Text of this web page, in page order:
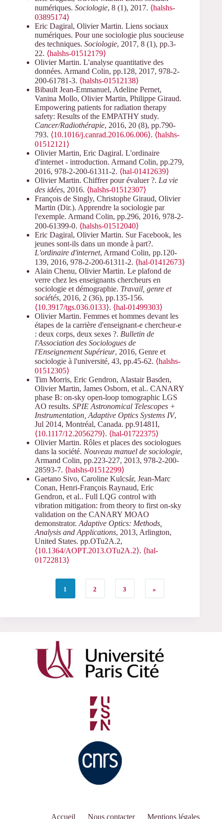
numériques. Sociologie, 8 (1), 2017. ⟨halshs-
03895174⟩
Eric Dagiral, Olivier Martin. Liens sociaux
numériques. Pour une sociologie plus soucieuse
des techniques. Sociologie, 2017, 8 (1), pp.3-
22. ⟨halshs-01512179⟩
Olivier Martin. L'analyse quantitative des
données. Armand Colin, pp.128, 2017, 978-2-
200-61781-3. ⟨halshs-01512138⟩
Bibault Jean-Emmanuel, Adeline Pernet,
Vanina Mollo, Olivier Martin, Philippe Giraud.
Empowering patients for radiation therapy
safety: Results of the EMPATHY study.
Cancer/Radiothérapie, 2016, 20 (8), pp.790-
793. ⟨10.1016/j.canrad.2016.06.006⟩. ⟨halshs-
01512121⟩
Olivier Martin, Eric Dagiral. L'ordinaire
d'internet - introduction. Armand Colin, pp.279,
2016, 978-2-200-61311-2. ⟨hal-01412639⟩
Olivier Martin. Chiffrer pour évaluer ?. La vie
des idées, 2016. ⟨halshs-01512307⟩
François de Singly, Christophe Giraud, Olivier
Martin (Dir.). Apprendre la sociologie par
l'exemple. Armand Colin, pp.296, 2016, 978-2-
200-61399-0. ⟨halshs-01512040⟩
Eric Dagiral, Olivier Martin. Sur Facebook, les
jeunes sont-ils dans un monde à part?.
L'ordinaire d'internet, Armand Colin, pp.120-
139, 2016, 978-2-200-61311-2. ⟨hal-01412673⟩
Alain Chenu, Olivier Martin. Le plafond de
verre chez les enseignants chercheurs en
sociologie et démographie. Travail, genre et
sociétés, 2016, 2 (36), pp.135-156.
⟨10.3917/tgs.036.0133⟩. ⟨hal-01499303⟩
Olivier Martin. Femmes et hommes devant les
étapes de la carrière d'enseignant-e chercheur-e
: deux corps, deux sexes ?. Bulletin de
l'Association des Sociologues de
l'Enseignement Supérieur, 2016, Genre et
sociologie à l'université, 43, pp.45-62. ⟨halshs-
01512305⟩
Tim Morris, Eric Gendron, Alastair Basden,
Olivier Martin, James Osborn, et al.. CANARY
phase B: on-sky open-loop tomographic LGS
AO results. SPIE Astronomical Telescopes +
Instrumentation, Adaptive Optics Systems IV,
Jul 2014, Montréal, Canada. pp.91481I,
⟨10.1117/12.2056279⟩. ⟨hal-01722375⟩
Olivier Martin. Rôles et places des sociologues
dans la société. Nouveau manuel de sociologie,
Armand Colin, pp.223-227, 2013, 978-2-200-
28593-7. ⟨halshs-01512299⟩
Gaetano Sivo, Caroline Kulcsár, Jean-Marc
Conan, Henri-François Raynaud, Eric
Gendron, et al.. Full LQG control with
vibration mitigation: from theory to first on-sky
validation on the CANARY MOAO
demonstrator. Adaptive Optics: Methods,
Analysis and Applications, 2013, Arlington,
United States. pp.OTu2A.2,
⟨10.1364/AOPT.2013.OTu2A.2⟩. ⟨hal-
01722813⟩
1 2 3 »
Accueil Nous contacter Mentions légales